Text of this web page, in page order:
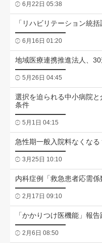
6月22日 05:38
「リハビリテーション統
6月16日 01:20
地域医療連携推進法人、
5月26日 04:45
選択を迫られる中小病院
条件
5月1日 04:15
急性期一般入院料なくな
3月25日 10:10
内科症例「救急患者応需
2月17日 09:10
「かかりつけ医機能」報
2月6日 08:50